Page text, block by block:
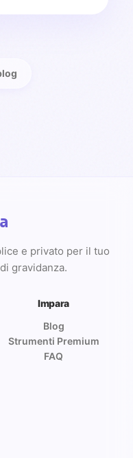
e privato per il tuo
gravidanza.
Impara
Blog
Strumenti Premium
FAQ